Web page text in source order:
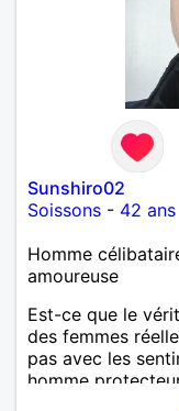
Sunshiro02
Soissons - 42 ans
Homme
amoureuse
Est-ce que le
des femmes
pas avec les
homme
d'y croire et